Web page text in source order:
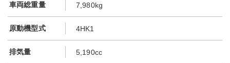
車両総重量 7,980kg
原動機型式 4HK1
排気量 5,190cc